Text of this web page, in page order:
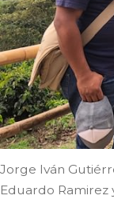
Jorge Iván
Eduardo Ramirez